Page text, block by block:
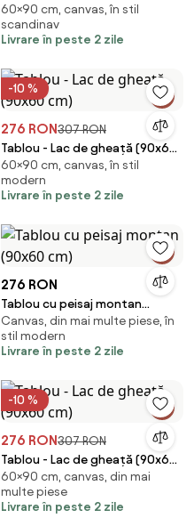
(90x60 cm)
60×90 cm, canvas, în stil
scandinav
Livrare în peste 2 zile
-10 %
276 RON307 RON
Tablou - Lac de gheață (90x60
cm)
60×90 cm, canvas, în stil
modern
Livrare în peste 2 zile
276 RON
Tablou cu peisaj montan
(90x60 cm)
Canvas, din mai multe piese, în
stil modern
Livrare în peste 2 zile
-10 %
276 RON307 RON
Tablou - Lac de gheață (90x60
cm)
60×90 cm, canvas, din mai
multe piese
Livrare în peste 2 zile